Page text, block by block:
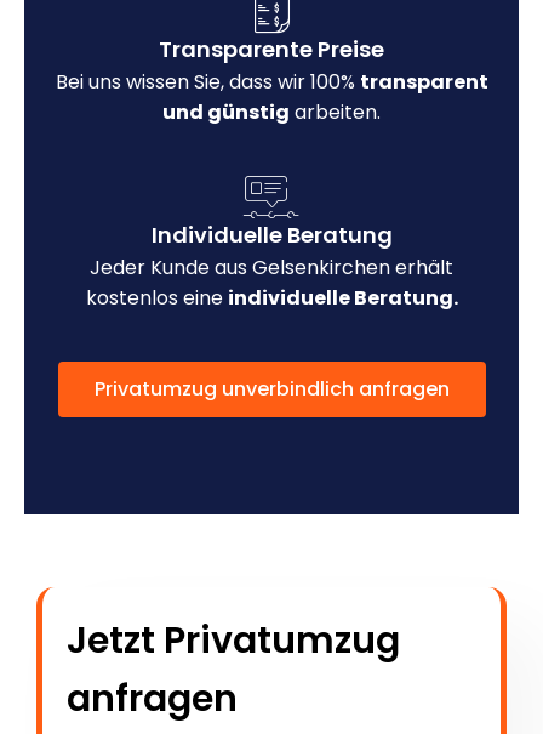
Transparente Preise
Bei uns wissen Sie, dass wir 100% transparent
und günstig arbeiten.
Individuelle Beratung
Jeder Kunde aus Gelsenkirchen erhält
kostenlos eine individuelle Beratung.
Privatumzug unverbindlich anfragen
Jetzt Privatumzug
anfragen